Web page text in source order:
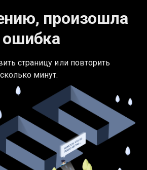
произошла
ошибка
страницу или повторить
минут.